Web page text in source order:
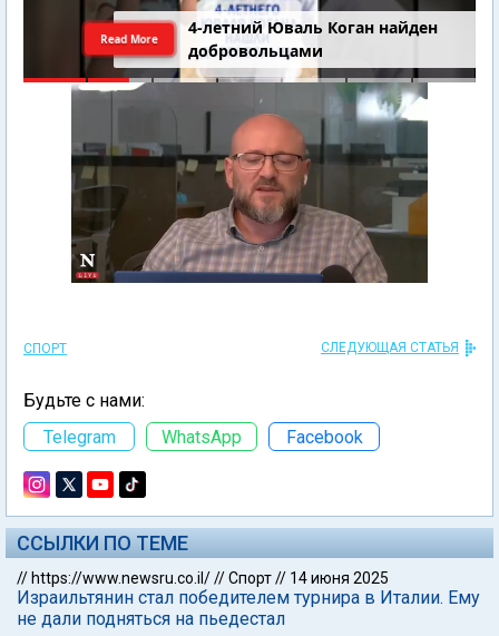
4-летний Юваль Коган найден
добровольцами
Read More
СПОРТ СЛЕДУЮЩАЯ СТАТЬЯ
Будьте с нами:
Telegram
WhatsApp Facebook
ССЫЛКИ ПО ТЕМЕ
// https://www.newsru.co.il///Спорт// 14 июня 2025
Израильтянин стал победителем турнира в Италии. Ему
не дали подняться на пьедестал